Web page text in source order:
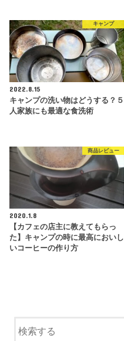
キャンプ
2022.8.15
キャンプの洗い物はどうする？５
人家族にも最適な食洗術
商品レビュー
2020.1.8
【カフェの店主に教えてもらっ
た】キャンプの時に最高においし
いコーヒーの作り方